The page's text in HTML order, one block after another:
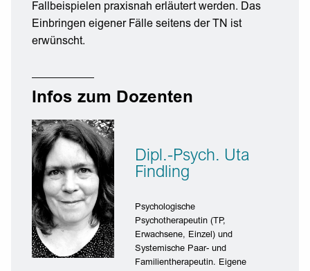
Fallbeispielen praxisnah erläutert werden. Das
Einbringen eigener Fälle seitens der TN ist
erwünscht.
Infos zum Dozenten
Dipl.-Psych. Uta
Findling
Psychologische
Psychotherapeutin (TP,
Erwachsene, Einzel) und
Systemische Paar- und
Familientherapeutin. Eigene